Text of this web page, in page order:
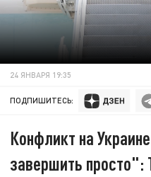
24 ЯНВАРЯ 19:35
ПОДПИШИТЕСЬ:
Конфликт на
завершить просто":